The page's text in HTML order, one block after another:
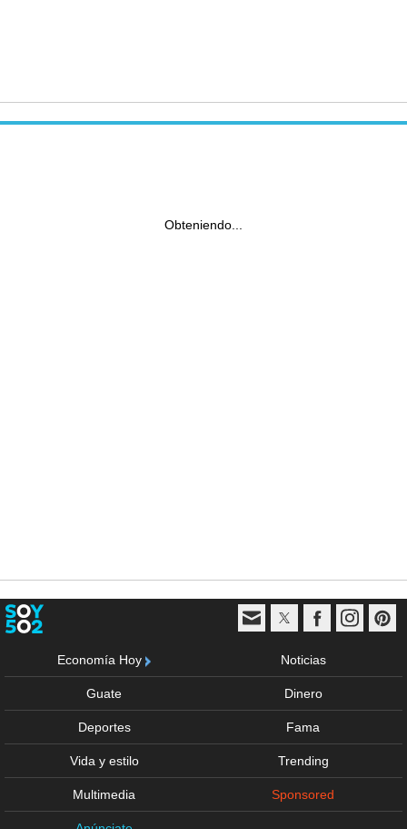
Obteniendo...
Economía Hoy Noticias
Guate Dinero
Deportes Fama
Vida y estilo Trending
Multimedia Sponsored